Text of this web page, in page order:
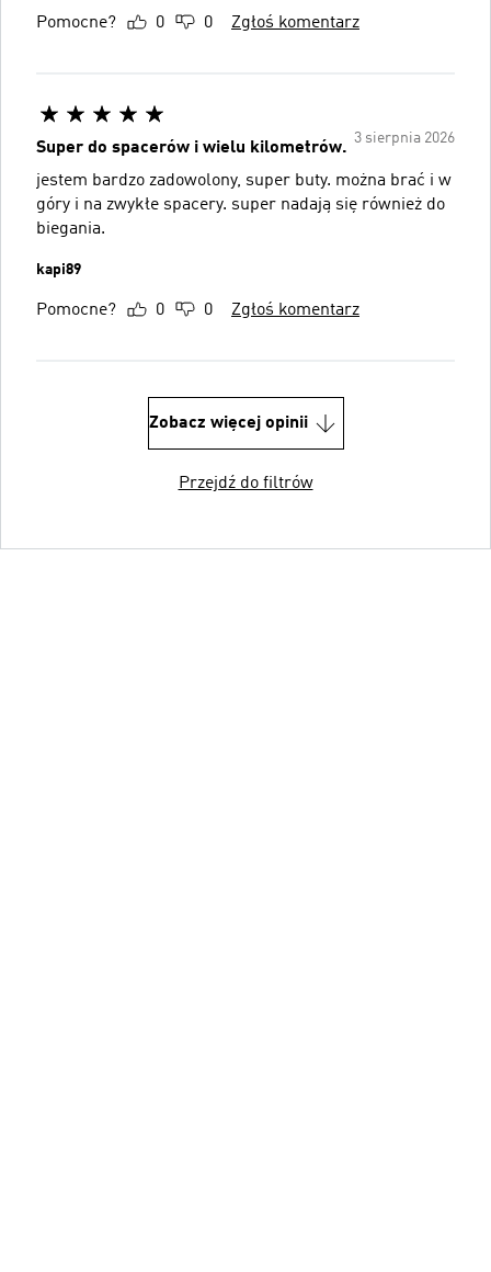
Pomocne? 0 0 Zgłoś komentarz
3 sierpnia 2026
Super do spacerów i wielu kilometrów.
jestem bardzo zadowolony, super buty. można brać i w
góry i na zwykłe spacery. super nadają się również do
biegania.
kapi89
Pomocne? 0 0 Zgłoś komentarz
Zobacz więcej opinii
Przejdź do filtrów